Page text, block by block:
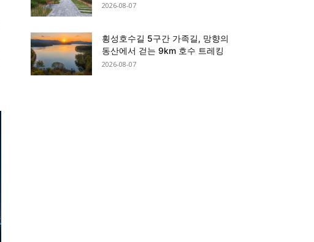
2026-08-07
횡성호수길 5구간 가족길, 망향의
동산에서 걷는 9km 호수 트레킹
2026-08-07